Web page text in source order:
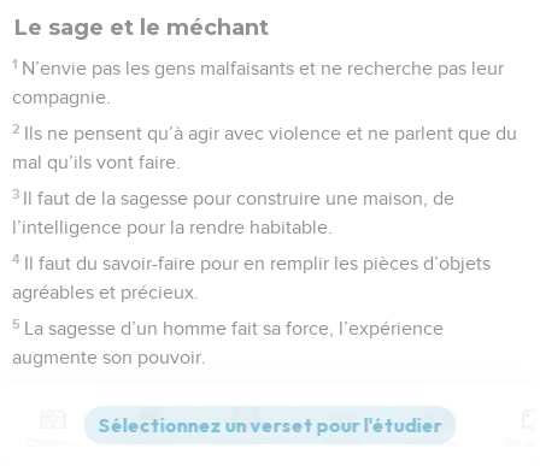
Le sage et le méchant
1 N’envie pas les gens malfaisants et ne recherche pas leur
compagnie.
2 Ils ne pensent qu’à agir avec violence et ne parlent que du
mal qu’ils vont faire.
3 Il faut de la sagesse pour construire une maison, de
l’intelligence pour la rendre habitable.
4 Il faut du savoir-faire pour en remplir les pièces d’objets
agréables et précieux.
5 La sagesse d’un homme fait sa force, l’expérience
augmente son pouvoir.
nombre de conseillers assure la victoire.
Versions Commentaires Strong